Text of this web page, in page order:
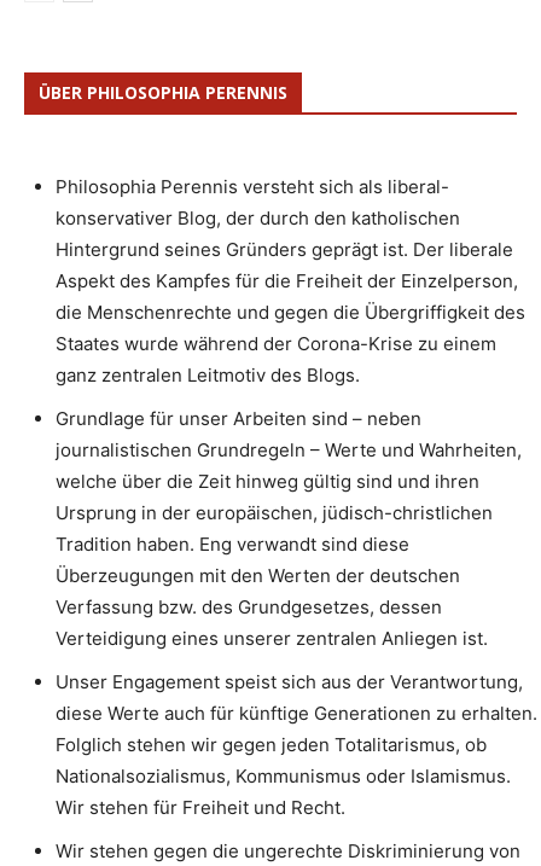
ÜBER PHILOSOPHIA PERENNIS
Philosophia Perennis versteht sich als liberal-
konservativer Blog, der durch den katholischen
Hintergrund seines Gründers geprägt ist. Der liberale
Aspekt des Kampfes für die Freiheit der Einzelperson,
die Menschenrechte und gegen die Übergriffigkeit des
Staates wurde während der Corona-Krise zu einem
ganz zentralen Leitmotiv des Blogs.
Grundlage für unser Arbeiten sind – neben
journalistischen Grundregeln – Werte und Wahrheiten,
welche über die Zeit hinweg gültig sind und ihren
Ursprung in der europäischen, jüdisch-christlichen
Tradition haben. Eng verwandt sind diese
Überzeugungen mit den Werten der deutschen
Verfassung bzw. des Grundgesetzes, dessen
Verteidigung eines unserer zentralen Anliegen ist.
Unser Engagement speist sich aus der Verantwortung,
diese Werte auch für künftige Generationen zu erhalten.
Folglich stehen wir gegen jeden Totalitarismus, ob
Nationalsozialismus, Kommunismus oder Islamismus.
Wir stehen für Freiheit und Recht.
Wir stehen gegen die ungerechte Diskriminierung von